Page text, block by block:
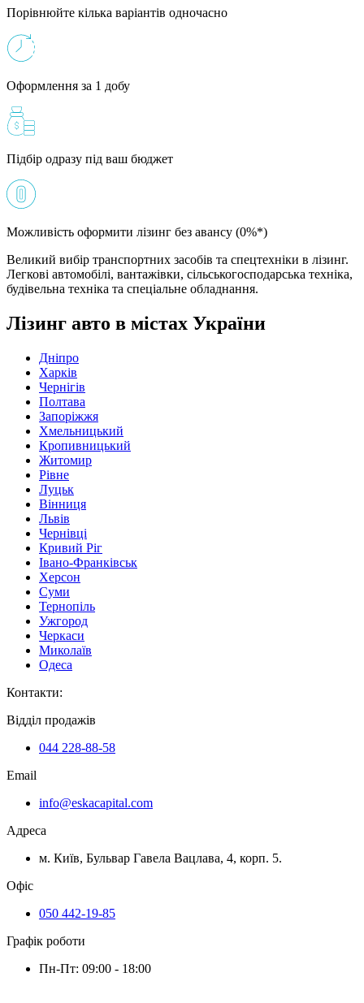
Порівнюйте кілька варіантів одночасно
Оформлення за 1 добу
Підбір одразу під ваш бюджет
Можливість оформити лізинг без авансу (0%*)
Великий вибір транспортних засобів та спецтехніки в лізинг.
Легкові автомобілі, вантажівки, сільськогосподарська техніка,
будівельна техніка та спеціальне обладнання.
Лізинг авто в містах України
Дніпро
Харків
Чернігів
Полтава
Запоріжжя
Хмельницький
Кропивницький
Житомир
Рівне
Луцьк
Вінниця
Львів
Чернівці
Кривий Ріг
Івано-Франківськ
Херсон
Суми
Тернопіль
Ужгород
Черкаси
Миколаїв
Одеса
Контакти:
Відділ продажів
044 228-88-58
Email
info@eskacapital.com
Адреса
м. Київ, Бульвар Гавела Вацлава, 4, корп. 5.
Офіс
050 442-19-85
Графік роботи
Пн-Пт: 09:00 - 18:00